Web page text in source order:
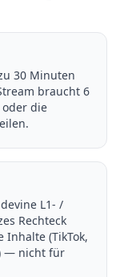
30 Minuten
braucht 6
die
L1- /
Rechteck
(TikTok,
— nicht für